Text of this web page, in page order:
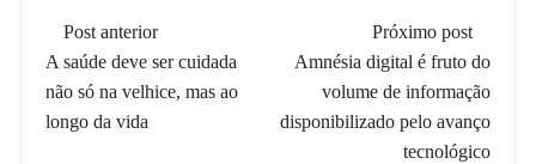
Navegação
de
post
Post anterior
A saúde deve ser cuidada
não só na velhice, mas ao
longo da vida
Próximo post
Amnésia digital é fruto do
volume de informação
disponibilizado pelo avanço
tecnológico